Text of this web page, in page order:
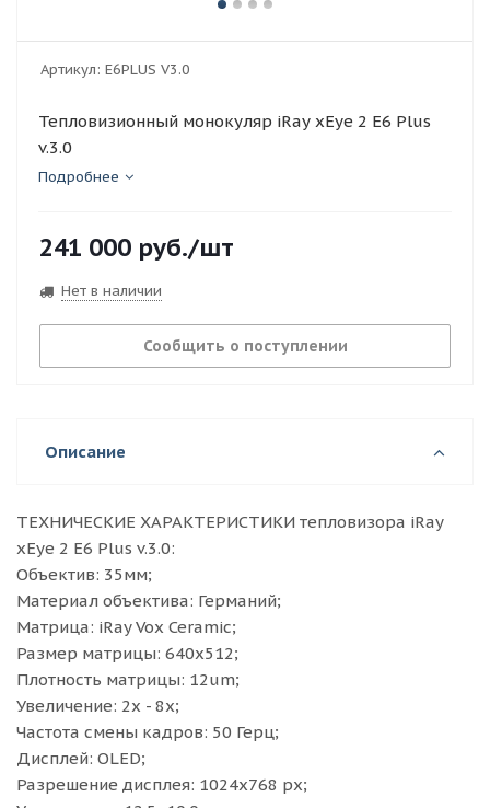
Артикул: E6PLUS V3.0
Тепловизионный монокуляр iRay xEye 2 E6 Plus
v.3.0
Подробнее
241 000 руб./шт
Нет в наличии
Сообщить о поступлении
Описание
ТЕХНИЧЕСКИЕ ХАРАКТЕРИСТИКИ тепловизора iRay
xEye 2 E6 Plus v.3.0:
Объектив: 35мм;
Материал объектива: Германий;
Матрица: iRay Vox Ceramic;
Размер матрицы: 640x512;
Плотность матрицы: 12um;
Увеличение: 2x - 8x;
Частота смены кадров: 50 Герц;
Дисплей: OLED;
Разрешение дисплея: 1024x768 px;